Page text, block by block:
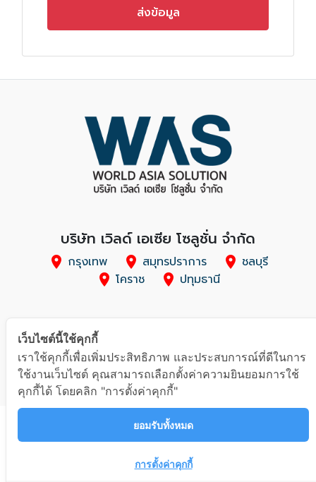
ส่งข้อมูล
บริษัท เวิลด์ เอเซีย โซลูชั่น จำกัด
location_on กรุงเทพ location_on สมุทรปราการ location_on ชลบุรี
location_on โคราช location_on ปทุมธานี
ติดตามเราในช่องทางอื่นๆ
© 2016 - 2026 | World Asia Solution Co., LTD. | All Rights Reserved
เว็บไซต์นี้ใช้คุกกี้
เราใช้คุกกี้เพื่อเพิ่มประสิทธิภาพ และประสบการณ์ที่ดีในการ
ใช้งานเว็บไซต์ คุณสามารถเลือกตั้งค่าความยินยอมการใช้
คุกกี้ได้ โดยคลิก "การตั้งค่าคุกกี้"
ยอมรับทั้งหมด
การตั้งค่าคุกกี้